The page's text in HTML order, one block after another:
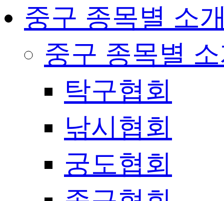
중구 종목별 소
중구 종목별
탁구협회
낚시협회
궁도협회